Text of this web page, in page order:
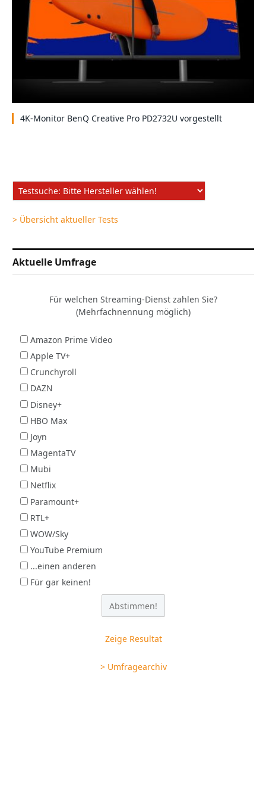
4K-Monitor BenQ Creative Pro PD2732U vorgestellt
> Übersicht aktueller Tests
Aktuelle Umfrage
Für welchen Streaming-Dienst zahlen Sie?
(Mehrfachnennung möglich)
Amazon Prime Video
Apple TV+
Crunchyroll
DAZN
Disney+
HBO Max
Joyn
MagentaTV
Mubi
Netflix
Paramount+
RTL+
WOW/Sky
YouTube Premium
...einen anderen
Für gar keinen!
Zeige Resultat
> Umfragearchiv